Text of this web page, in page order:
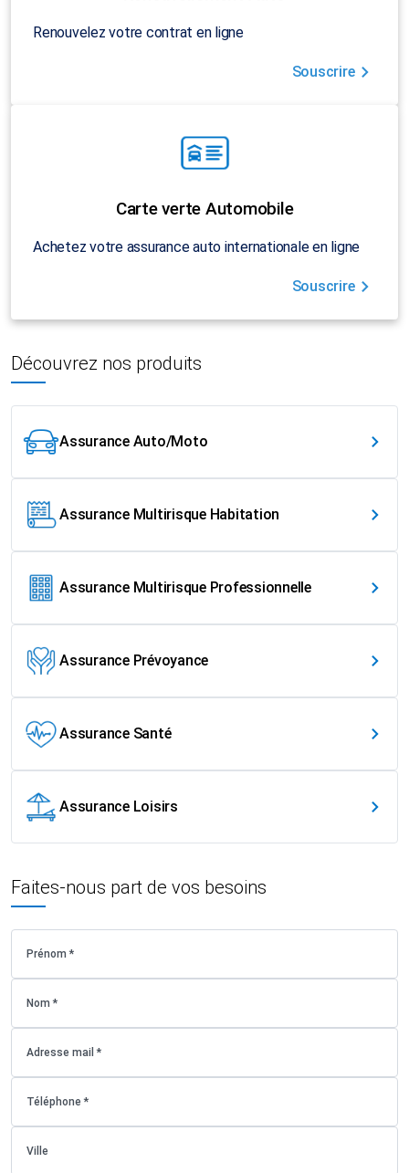
Renouvelez votre contrat en ligne
Souscrire
Carte verte Automobile
Achetez votre assurance auto internationale en ligne
Souscrire
Découvrez nos produits
Assurance Auto/Moto
Assurance Multirisque Habitation
Assurance Multirisque Professionnelle
Assurance Prévoyance
Assurance Santé
Assurance Loisirs
Faites-nous part de vos besoins